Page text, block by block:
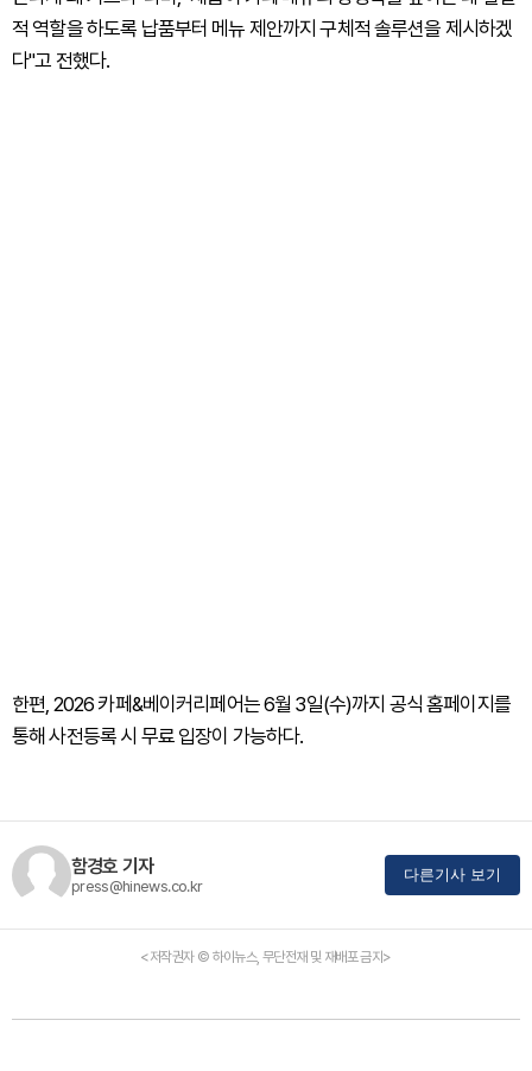
적 역할을 하도록 납품부터 메뉴 제안까지 구체적 솔루션을 제시하겠
다"고 전했다.
한편, 2026 카페&베이커리페어는 6월 3일(수)까지 공식 홈페이지를
통해 사전등록 시 무료 입장이 가능하다.
함경호 기자
press@hinews.co.kr
다른기사 보기
<저작권자 © 하이뉴스, 무단전재 및 재배포 금지>